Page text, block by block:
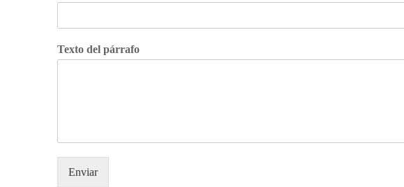
Texto del párrafo
Enviar